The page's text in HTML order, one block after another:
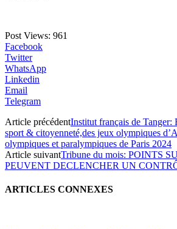
Post Views: 961
Facebook
Twitter
WhatsApp
Linkedin
Email
Telegram
Article précédentInstitut français de
sport & citoyenneté,des jeux olympiques
olympiques et paralympiques de Paris 2024
Article suivantTribune du mois: POINTS
PEUVENT DECLENCHER UN
ARTICLES CONNEXES